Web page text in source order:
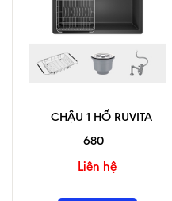
CHẬU 1 HỐ RUVITA
680
Liên hệ